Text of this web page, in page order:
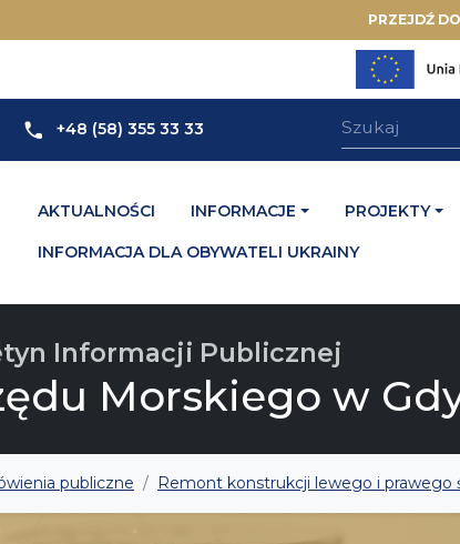
PRZEJDŹ
+48 (58) 355 33 33
AKTUALNOŚCI INFORMACJE PROJEKTY
INFORMACJA DLA OBYWATELI UKRAINY
Informacji Publicznej
Morskiego w
publiczne Remont konstrukcji lewego i prawego